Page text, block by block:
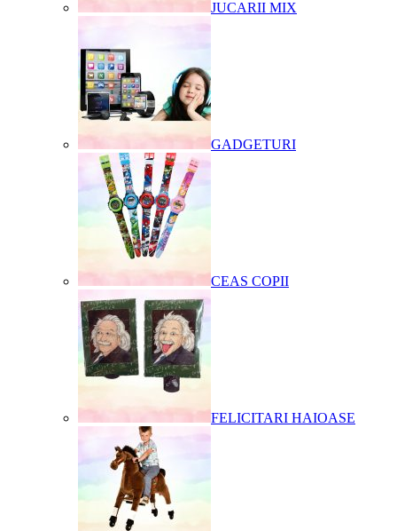
JUCARII MIX
GADGETURI
CEAS COPII
FELICITARI HAIOASE